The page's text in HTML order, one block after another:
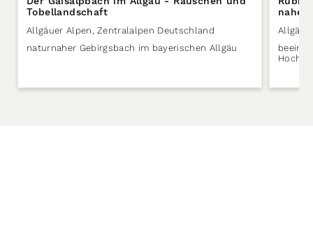
Tobellandschaft
Allgäuer Alpen , Zentralalpen Deutschland
naturnaher Gebirgsbach im bayerischen Allgäu
nahe